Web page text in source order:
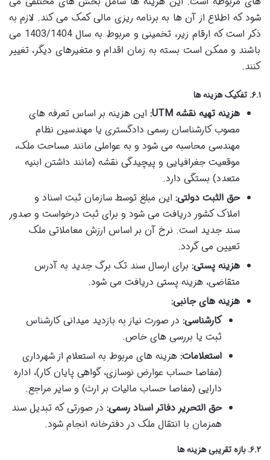
شود که اطلاع از آن ها به برنامه ریزی مالی کمک می کند. لازم به
ذکر است که ارقام زیر، تخمینی و مربوط به سال 1403/1404 می
باشند و ممکن است بسته به زمان اقدام و متغیرهای دیگر، تغییر
کنند.
۶.۱. تفکیک هزینه ها
هزینه تهیه نقشه UTM:
این هزینه بر اساس تعرفه های
مصوب کارشناسان رسمی دادگستری یا مهندسین نظام
مهندسی محاسبه می شود و به عواملی مانند مساحت ملک،
موقعیت جغرافیایی و پیچیدگی نقشه (مانند داشتن ابنیه
متعدد) بستگی دارد.
حق الثبت دولتی: این مبلغ توسط سازمان ثبت اسناد و
املاک کشور دریافت می شود و برای ثبت درخواست و صدور
سند جدید است. نرخ آن بر اساس ارزش معاملاتی ملک
تعیین می گردد.
هزینه پستی: برای ارسال سند تک برگ جدید به آدرس
متقاضی، هزینه پستی دریافت می شود.
هزینه های جانبی:
کارشناسی: در صورت نیاز به بازدید میدانی کارشناس
ثبت یا بررسی های خاص.
استعلامات: هزینه های مربوط به استعلام از شهرداری
(مفاصا حساب عوارض نوسازی، گواهی پایان کار)، اداره
دارایی (مفاصا حساب مالیات بر ارث) و سایر مراجع.
حق التحریر دفاتر اسناد رسمی: در صورتی که تبدیل سند
همزمان با انتقال ملک در دفترخانه انجام شود.
۶.۲. بازه تقریبی هزینه ها